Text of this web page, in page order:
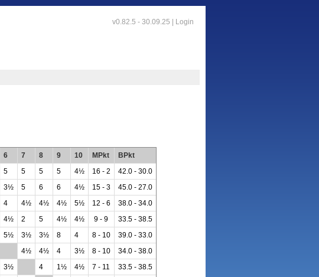
v0.82.5 - 30.09.25 | Login
6 7 8 9 10 MPkt
BPkt
5 5 5 5 4½ 16 - 2
42.0 - 30.0
3½ 5 6 6 4½ 15 - 3
45.0 - 27.0
4 4½ 4½ 4½ 5½ 12 - 6
38.0 - 34.0
4½ 2 5 4½ 4½ 9 - 9
33.5 - 38.5
5½ 3½ 3½ 8 4 8 - 10
39.0 - 33.0
4½ 4½ 4 3½ 8 - 10
34.0 - 38.0
3½ 4 1½ 4½ 7 - 11
33.5 - 38.5